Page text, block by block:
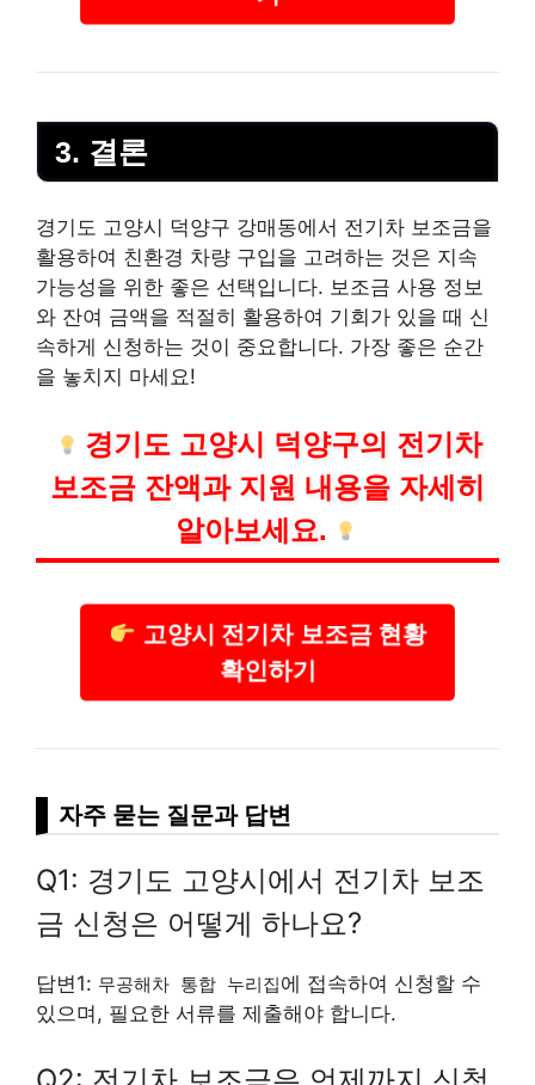
3. 결론
경기도 고양시 덕양구 강매동에서 전기차 보조금을
활용하여 친환경 차량 구입을 고려하는 것은 지속
가능성을 위한 좋은 선택입니다. 보조금 사용 정보
와 잔여 금액을 적절히 활용하여 기회가 있을 때 신
속하게 신청하는 것이 중요합니다. 가장 좋은 순간
을 놓치지 마세요!
경기도 고양시 덕양구의 전기차
보조금 잔액과 지원 내용을 자세히
알아보세요.
고양시 전기차 보조금 현황
확인하기
자주 묻는 질문과 답변
Q1: 경기도 고양시에서 전기차 보조
금 신청은 어떻게 하나요?
답변1: 무공해차 통합 누리집에 접속하여 신청할 수
있으며, 필요한 서류를 제출해야 합니다.